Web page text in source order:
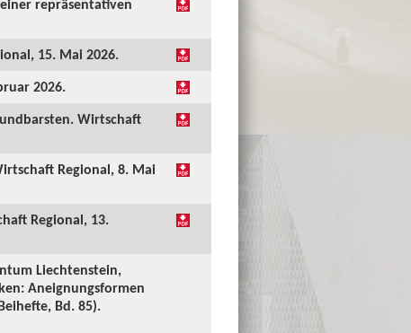
repräsentativen
15. Mai 2026.
2026.
Wirtschaft
Regional, 8. Mai
Regional, 13.
Liechtenstein,
Aneignungsformen
Bd. 85).